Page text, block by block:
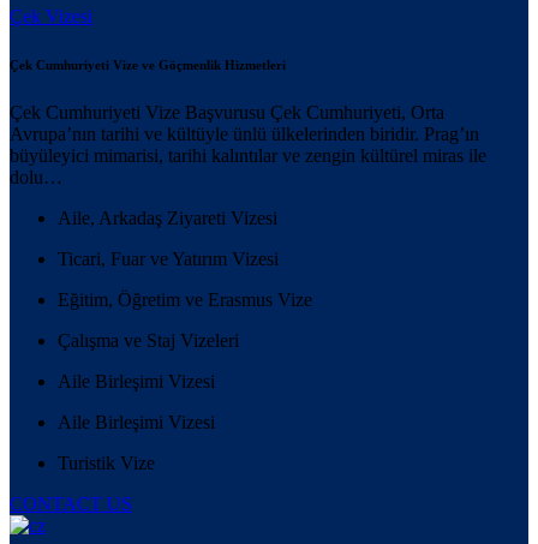
Çek Vizesi
Çek Cumhuriyeti Vize ve Göçmenlik Hizmetleri
Çek Cumhuriyeti Vize Başvurusu Çek Cumhuriyeti, Orta
Avrupa’nın tarihi ve kültüyle ünlü ülkelerinden biridir. Prag’ın
büyüleyici mimarisi, tarihi kalıntılar ve zengin kültürel miras ile
dolu…
Aile, Arkadaş Ziyareti Vizesi
Ticari, Fuar ve Yatırım Vizesi
Eğitim, Öğretim ve Erasmus Vize
Çalışma ve Staj Vizeleri
Aile Birleşimi Vizesi
Aile Birleşimi Vizesi
Turistik Vize
CONTACT US